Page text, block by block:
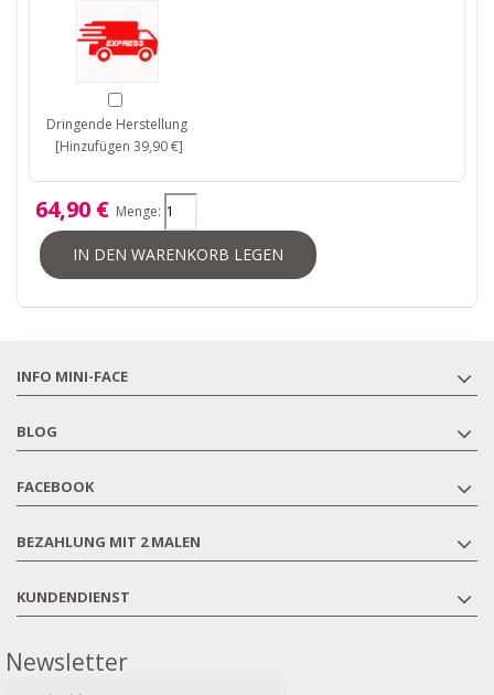
Dringende Herstellung
[Hinzufügen 39,90 €]
64,90 € Menge:
IN DEN WARENKORB LEGEN
INFO MINI-FACE
BLOG
FACEBOOK
BEZAHLUNG MIT 2 MALEN
KUNDENDIENST
Newsletter